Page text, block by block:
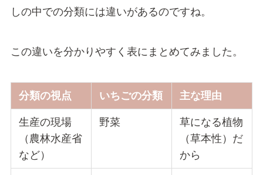
しの中での分類には違いがあるのですね。
この違いを分かりやすく表にまとめてみました。
分類の視点 いちごの分類 主な理由
生産の現場
（農林水産省
など）
野菜
草になる植物
（草本性）だ
から